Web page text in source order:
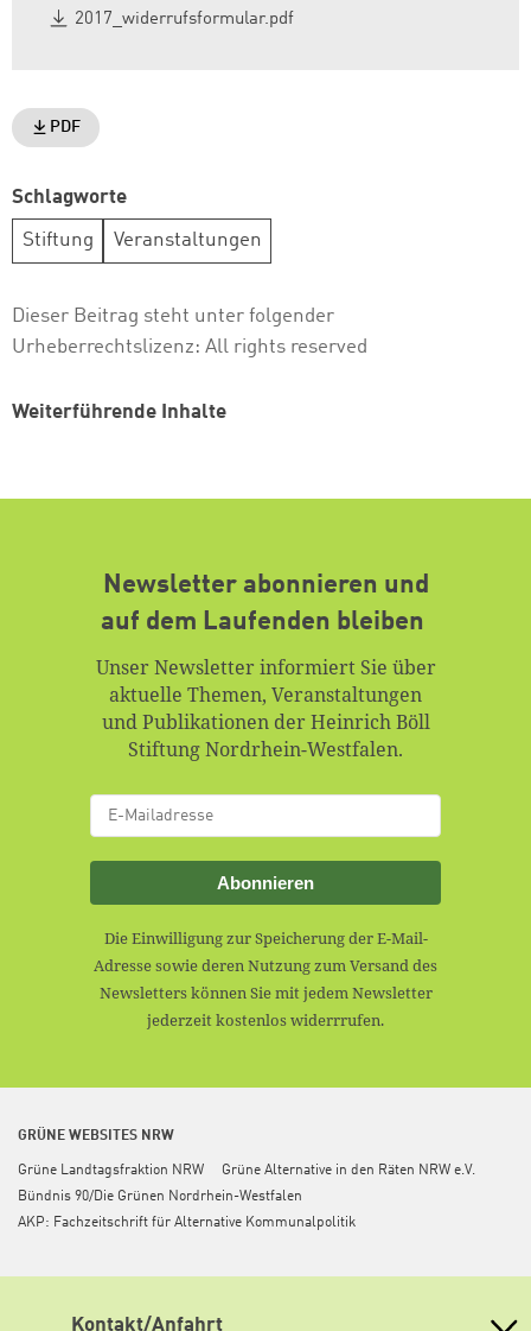
2017_widerrufsformular.pdf
PDF
Schlagworte
Stiftung Veranstaltungen
Dieser Beitrag steht unter folgender
Urheberrechtslizenz: All rights reserved
Weiterführende Inhalte
Newsletter abonnieren und
auf dem Laufenden bleiben
Unser Newsletter informiert Sie über
aktuelle Themen, Veranstaltungen
und Publikationen der Heinrich Böll
Stiftung Nordrhein-Westfalen.
Abonnieren
Die Einwilligung zur Speicherung der E-Mail-
Adresse sowie deren Nutzung zum Versand des
Newsletters können Sie mit jedem Newsletter
jederzeit kostenlos widerrrufen.
GRÜNE WEBSITES NRW
Grüne Landtagsfraktion NRW
Grüne Alternative in den Räten NRW e.V.
Bündnis 90/Die Grünen Nordrhein-Westfalen
AKP: Fachzeitschrift für Alternative Kommunalpolitik
Kontakt/Anfahrt